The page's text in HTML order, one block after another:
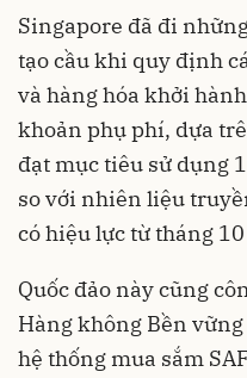
Singapore đã đi
tạo cầu khi quy định
và hàng hóa khởi
khoản phụ phí, dựa
đạt mục tiêu sử dụng
so với nhiên liệu
có hiệu lực từ tháng
Quốc đảo này cũng
Hàng không Bền
hệ thống mua sắm